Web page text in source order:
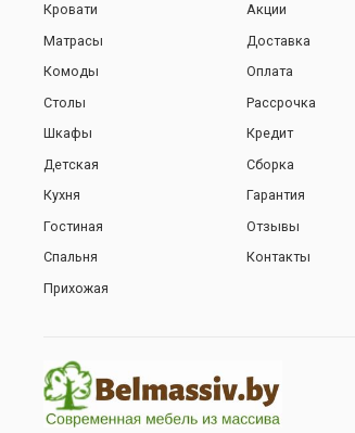
Кровати
Матрасы
Комоды
Столы
Шкафы
Детская
Кухня
Гостиная
Спальня
Прихожая
Акции
Доставка
Оплата
Рассрочка
Кредит
Сборка
Гарантия
Отзывы
Контакты